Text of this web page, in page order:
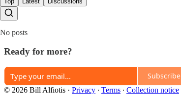
No posts
Ready for more?
Subscribe
© 2026 Bill Alfiotis · Privacy ∙ Terms ∙ Collection notice